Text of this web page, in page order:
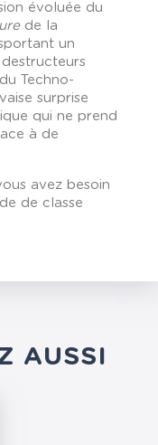
évoluée du
de la
un
Techno-
surprise
qui ne prend
à de
avez besoin
de classe
AUSSI